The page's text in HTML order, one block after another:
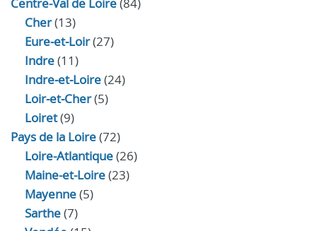
Cher(13)
Eure‑et‑Loir(27)
Indre(11)
Indre‑et‑Loire(24)
Loir‑et‑Cher(5)
Loiret(9)
Pays de la Loire(72)
Loire-Atlantique(26)
Maine-et-Loire(23)
Mayenne(5)
Sarthe(7)